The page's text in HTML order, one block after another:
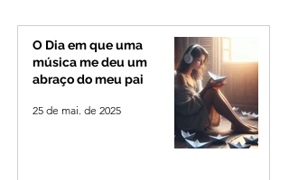
O Dia em que uma
música me deu um
abraço do meu pai
25 de mai. de 2025